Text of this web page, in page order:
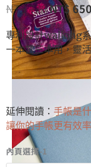
NT$720NT$
專利設計walking
一本當三本用，靈
延伸閱讀： 手帳是
讓你的手帳更有效率
內頁選擇-1